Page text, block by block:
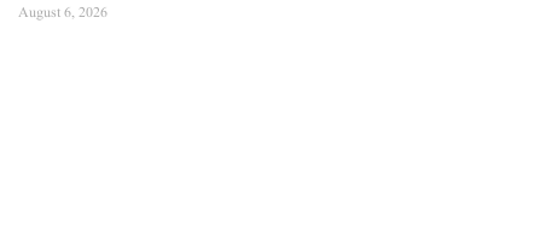
August 6, 2026